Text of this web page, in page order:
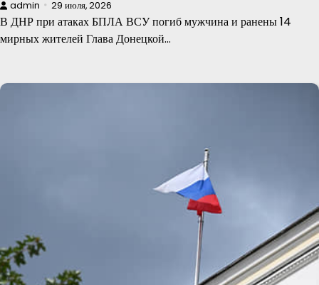
admin 29 июля, 2026
В ДНР при атаках БПЛА ВСУ погиб мужчина и ранены 14
мирных жителей Глава Донецкой…